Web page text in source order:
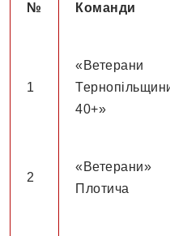
№ Команди
1
«Ветерани
40+»
2
«Ветерани»
Плотича